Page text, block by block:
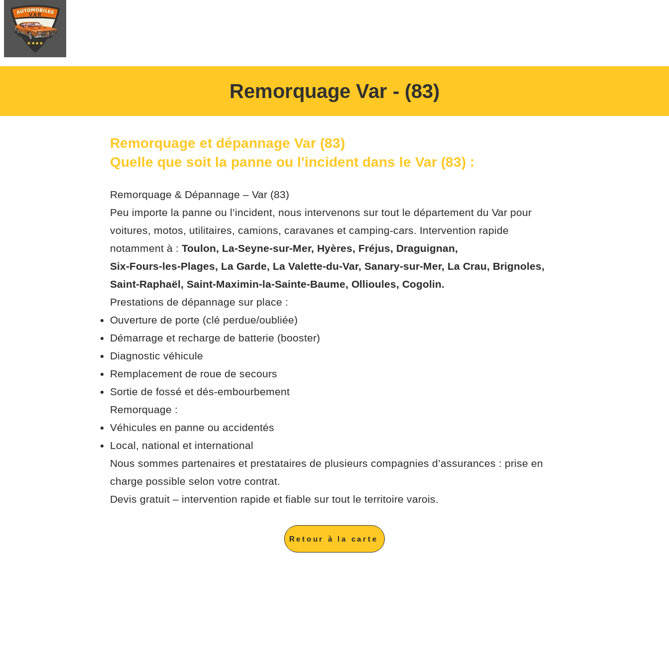
Remorquage Var - (83)
Remorquage et dépannage Var (83)
Quelle que soit la panne ou l'incident dans le Var (83) :
Remorquage & Dépannage – Var (83)
Peu importe la panne ou l’incident, nous intervenons sur tout le département du Var pour
voitures, motos, utilitaires, camions, caravanes et camping‑cars. Intervention rapide
notamment à : Toulon, La-Seyne-sur-Mer, Hyères, Fréjus, Draguignan,
Six‑Fours‑les‑Plages, La Garde, La Valette‑du‑Var, Sanary‑sur‑Mer, La Crau, Brignoles,
Saint‑Raphaël, Saint‑Maximin‑la‑Sainte‑Baume, Ollioules, Cogolin.
Prestations de dépannage sur place :
Ouverture de porte (clé perdue/oubliée)
Démarrage et recharge de batterie (booster)
Diagnostic véhicule
Remplacement de roue de secours
Sortie de fossé et dés‑embourbement
Remorquage :
Véhicules en panne ou accidentés
Local, national et international
Nous sommes partenaires et prestataires de plusieurs compagnies d’assurances : prise en
charge possible selon votre contrat.
Devis gratuit – intervention rapide et fiable sur tout le territoire varois.
Retour à la carte